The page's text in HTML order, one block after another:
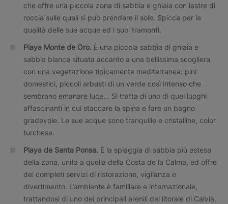
che offre una piccola zona di sabbia e ghiaia con lastre di
roccia sulle quali si può prendere il sole. Spicca per la
qualità delle sue acque ed i suoi tramonti.
Playa Monte de Oro. È una piccola sabbia di ghiaia e
sabbia bianca situata accanto a una bellissima scogliera
con una vegetazione tipicamente mediterranea: pini
domestici, piccoli arbusti di un verde così intenso che
sembrano emanare luce… Si tratta di uno di quei luoghi
affascinanti in cui staccare la spina e fare un bagno
gradevole. Le sue acque sono tranquille e cristalline, color
turchese.
Playa de Santa Ponsa. È la spiaggia di sabbia più estesa
della zona, unita a quella della Costa de la Calma, ed offre
dei completi servizi di ristorazione, vigilanza e
divertimento. L’ambiente è familiare e internazionale,
trattandosi di uno dei principali arenili del litorale di Calvià.